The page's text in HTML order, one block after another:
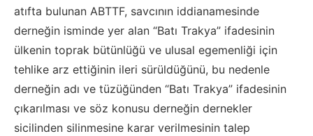
atıfta bulunan ABTTF, savcının iddianamesinde
derneğin isminde yer alan “Batı Trakya” ifadesinin
ülkenin toprak bütünlüğü ve ulusal egemenliği için
tehlike arz ettiğinin ileri sürüldüğünü, bu nedenle
derneğin adı ve tüzüğünden “Batı Trakya” ifadesinin
çıkarılması ve söz konusu derneğin dernekler
sicilinden silinmesine karar verilmesinin talep